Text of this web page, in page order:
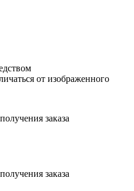
от изображенного
заказа
заказа